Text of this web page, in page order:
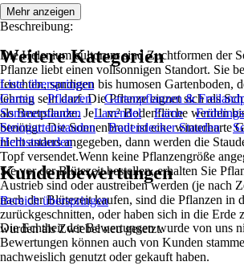
Beschreibung:
Die Helenium cultorum sind Zuchtformen der
Pflanze liebt einen vollsonnigen Standort. Sie
feuchten, sandigen bis humosen Gartenboden,
lehmig sein darf. Die Pflanze eignet sich als
als Beetpflanze. Je 1 m² Bodenfläche werden
benötigt. Die Sonnenbraut ist eine winterharte
nicht anders angegeben, dann werden die
Topf versendet.Wenn keine Pflanzengröße
Sie vor der Blütezeit bestellen, erhalten Sie
Austrieb sind oder austreiben werden (je nach
nach der Blütezeit kaufen, sind die Pflanzen in
zurückgeschnitten, oder haben sich in die Erde
wurden als Zwiebel neu gesetzt.
Mehr anzeigen
Weitere Kategorien
Liste überspringen
Garten
Pflanzen Gartenpflanzen &
Sommerstauden
Lavendel Farne
Steingartenstauden
Bodendecker Stauden
Herbststauden
Kundenbewertungen
Bereich überspringen
Die Echtheit der Bewertungen wurde von uns
Bewertungen können auch von Kunden
nachweislich genutzt oder gekauft haben.